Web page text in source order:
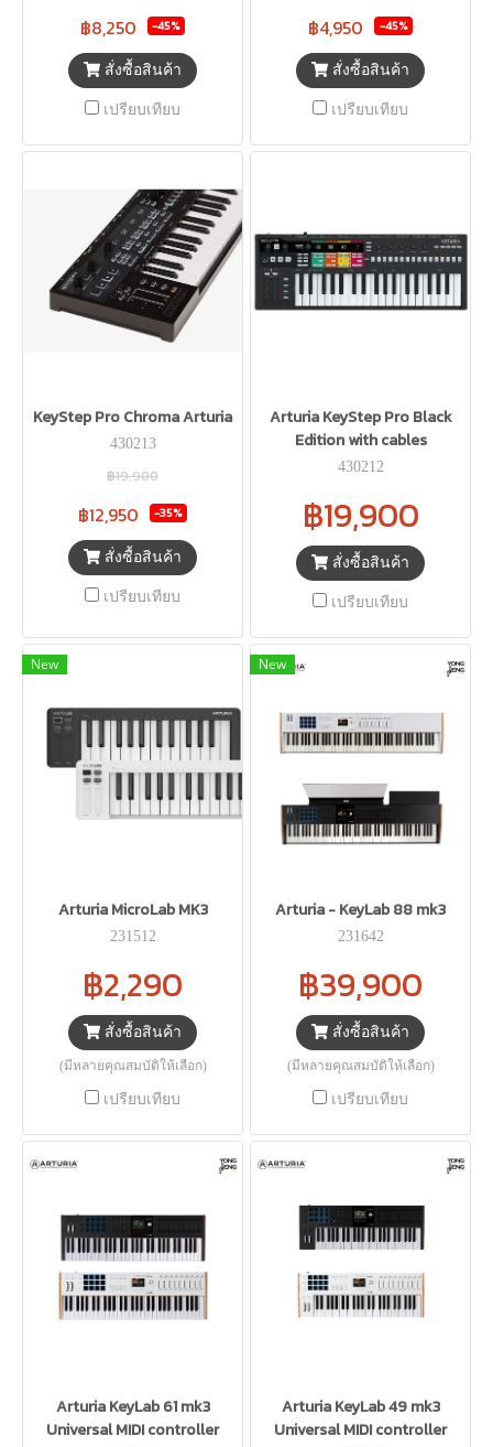
฿8,250 -45%
สั่งซื้อสินค้า
เปรียบเทียบ
฿4,950 -45%
สั่งซื้อสินค้า
เปรียบเทียบ
KeyStep Pro Chroma Arturia
430213
฿19,900
฿12,950 -35%
สั่งซื้อสินค้า
เปรียบเทียบ
Arturia KeyStep Pro Black
Edition with cables
430212
฿19,900
สั่งซื้อสินค้า
เปรียบเทียบ
New
Arturia MicroLab MK3
231512
฿2,290
สั่งซื้อสินค้า
(มีหลายคุณสมบัติให้เลือก)
เปรียบเทียบ
New
Arturia - KeyLab 88 mk3
231642
฿39,900
สั่งซื้อสินค้า
(มีหลายคุณสมบัติให้เลือก)
เปรียบเทียบ
Arturia KeyLab 61 mk3
Universal MIDI controller
Arturia KeyLab 49 mk3
Universal MIDI controller